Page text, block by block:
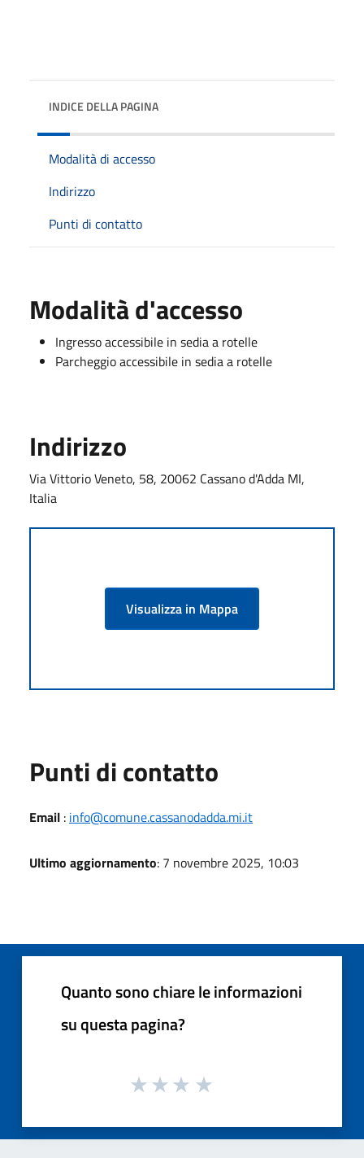
INDICE DELLA PAGINA
Modalità di accesso
Indirizzo
Punti di contatto
Modalità d'accesso
Ingresso accessibile in sedia a rotelle
Parcheggio accessibile in sedia a rotelle
Indirizzo
Via Vittorio Veneto, 58, 20062 Cassano d'Adda MI,
Italia
Visualizza in Mappa
Punti di contatto
Email : info@comune.cassanodadda.mi.it
Ultimo aggiornamento: 7 novembre 2025, 10:03
Quanto sono chiare le informazioni
su questa pagina?